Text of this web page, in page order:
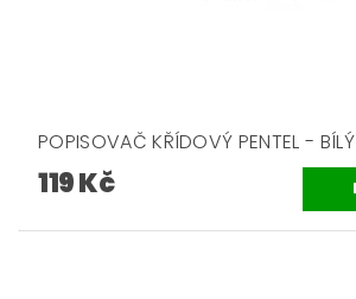
POPISOVAČ KŘÍDOVÝ PENTEL - BÍLÝ
119 Kč